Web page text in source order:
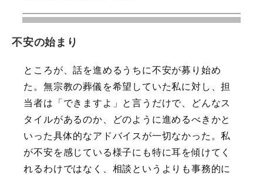
不安の始まり
ところが、話を進めるうちに不安が募り始め
た。無宗教の葬儀を希望していた私に対し、担
当者は「できますよ」と言うだけで、どんなス
タイルがあるのか、どのように進めるべきかと
いった具体的なアドバイスが一切なかった。私
が不安を感じている様子にも特に耳を傾けてく
れるわけではなく、相談というよりも事務的に